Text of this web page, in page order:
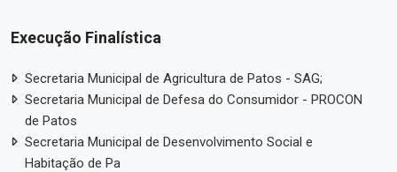
Execução Finalística
Secretaria Municipal de Agricultura de Patos - SAG;
Secretaria Municipal de Defesa do Consumidor - PROCON
de Patos
Secretaria Municipal de Desenvolvimento Social e
Habitação de Pa